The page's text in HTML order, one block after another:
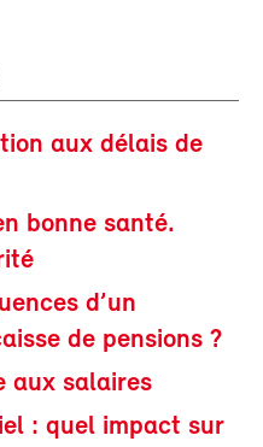
aux délais de
bonne santé.
d’un
de pensions ?
aux salaires
: quel impact sur